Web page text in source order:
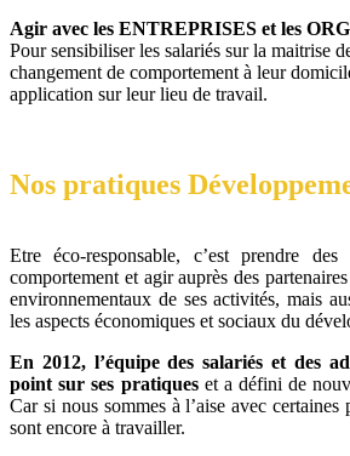
Agir avec les ENTREPRISES et les
Pour sensibiliser les salariés sur la maitrise
changement de comportement à leur
application sur leur lieu de travail.
Nos pratiques
Etre éco-responsable, c’est prendre des
comportement et agir auprès des
environnementaux de ses activités, mais
les aspects économiques et sociaux du
En 2012, l’équipe des salariés et des
point sur ses pratiqueset a défini de
Car si nous sommes à l’aise avec certaines
sont encore à travailler.